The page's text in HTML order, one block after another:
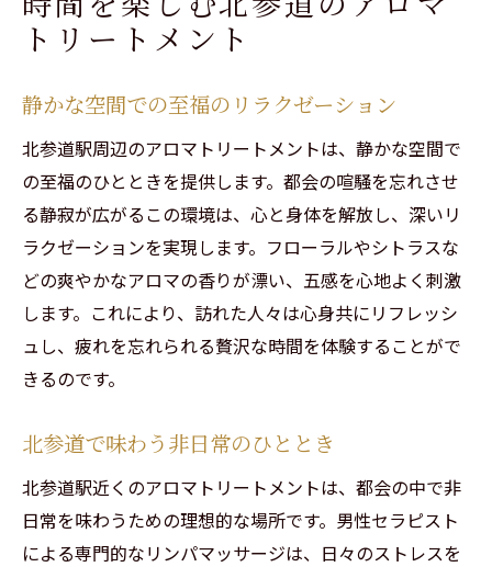
トリートメント
静かな空間での至福のリラクゼーション
北参道駅周辺のアロマトリートメントは、静かな空間で
の至福のひとときを提供します。都会の喧騒を忘れさせ
る静寂が広がるこの環境は、心と身体を解放し、深いリ
ラクゼーションを実現します。フローラルやシトラスな
どの爽やかなアロマの香りが漂い、五感を心地よく刺激
します。これにより、訪れた人々は心身共にリフレッシ
ュし、疲れを忘れられる贅沢な時間を体験することがで
きるのです。
北参道で味わう非日常のひととき
北参道駅近くのアロマトリートメントは、都会の中で非
日常を味わうための理想的な場所です。男性セラピスト
による専門的なリンパマッサージは、日々のストレスを
ご予約はこちらから
ご予約はこちらから